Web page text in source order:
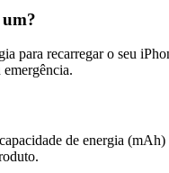
para recarregar o seu
de energia